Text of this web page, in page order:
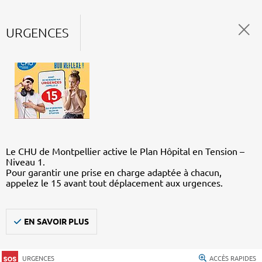
URGENCES
Le CHU de Montpellier active le Plan Hôpital en Tension –
Niveau 1.
Pour garantir une prise en charge adaptée à chacun,
appelez le 15 avant tout déplacement aux urgences.
EN SAVOIR PLUS
URGENCES ACCÈS RAPIDES